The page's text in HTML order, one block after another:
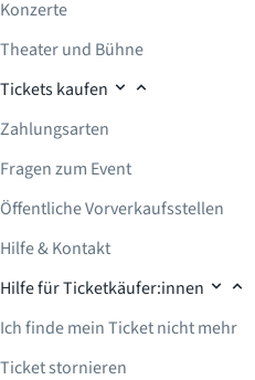
Konzerte
Theater und Bühne
Tickets kaufen
Zahlungsarten
Fragen zum Event
Öffentliche Vorverkaufsstellen
Hilfe & Kontakt
Hilfe für Ticketkäufer:innen
Ich finde mein Ticket nicht mehr
Ticket stornieren